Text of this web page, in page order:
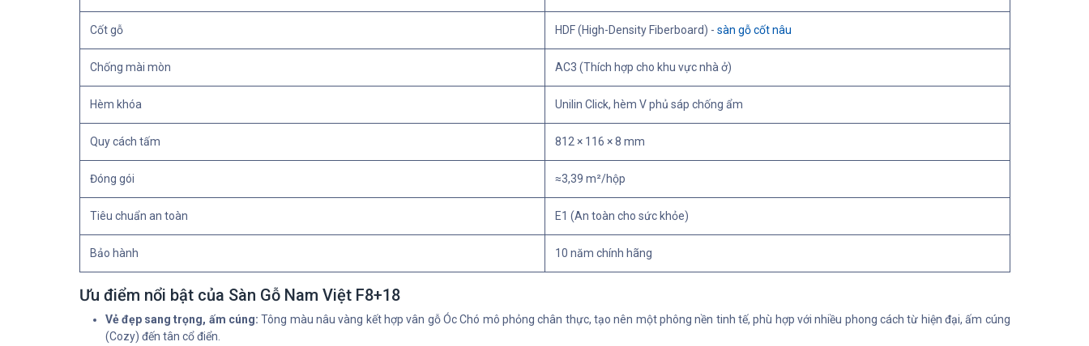
Cốt gỗ HDF (High-Density Fiberboard) - sàn gỗ cốt nâu
Chống mài mòn AC3 (Thích hợp cho khu vực nhà ở)
Hèm khóa Unilin Click, hèm V phủ sáp chống ẩm
Quy cách tấm 812 × 116 × 8 mm
Đóng gói ≈3,39 m²/hộp
Tiêu chuẩn an toàn E1 (An toàn cho sức khỏe)
Bảo hành 10 năm chính hãng
Ưu điểm nổi bật của Sàn Gỗ Nam Việt F8+18
Vẻ đẹp sang trọng, ấm cúng: Tông màu nâu vàng kết hợp vân gỗ Óc Chó mô phỏng chân thực, tạo nên một phông nền tinh tế, phù hợp với nhiều phong cách từ hiện đại, ấm cúng
(Cozy) đến tân cổ điển.